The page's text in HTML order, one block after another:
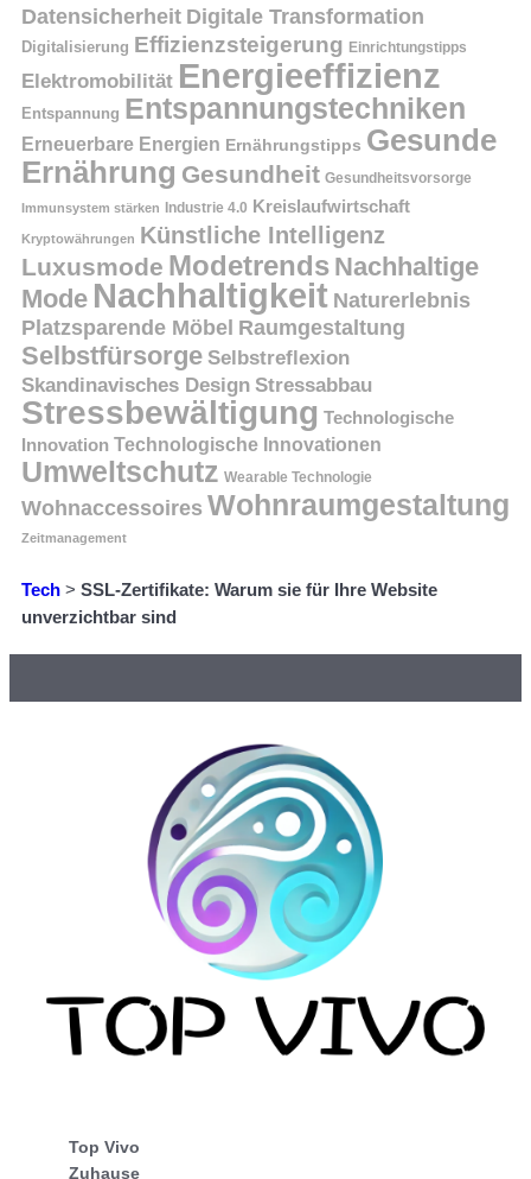
Datensicherheit Digitale Transformation
Digitalisierung Effizienzsteigerung Einrichtungstipps
Elektromobilität Energieeffizienz
Entspannung Entspannungstechniken
Erneuerbare Energien Ernährungstipps Gesunde
Ernährung Gesundheit Gesundheitsvorsorge
Immunsystem stärken Industrie 4.0 Kreislaufwirtschaft
Kryptowährungen Künstliche Intelligenz
Luxusmode Modetrends Nachhaltige
Mode Nachhaltigkeit Naturerlebnis
Platzsparende Möbel Raumgestaltung
Selbstfürsorge Selbstreflexion
Skandinavisches Design Stressabbau
Stressbewältigung Technologische
Innovation Technologische Innovationen
Umweltschutz Wearable Technologie
Wohnaccessoires Wohnraumgestaltung
Zeitmanagement
Tech > SSL-Zertifikate: Warum sie für Ihre Website
unverzichtbar sind
Top Vivo
Zuhause